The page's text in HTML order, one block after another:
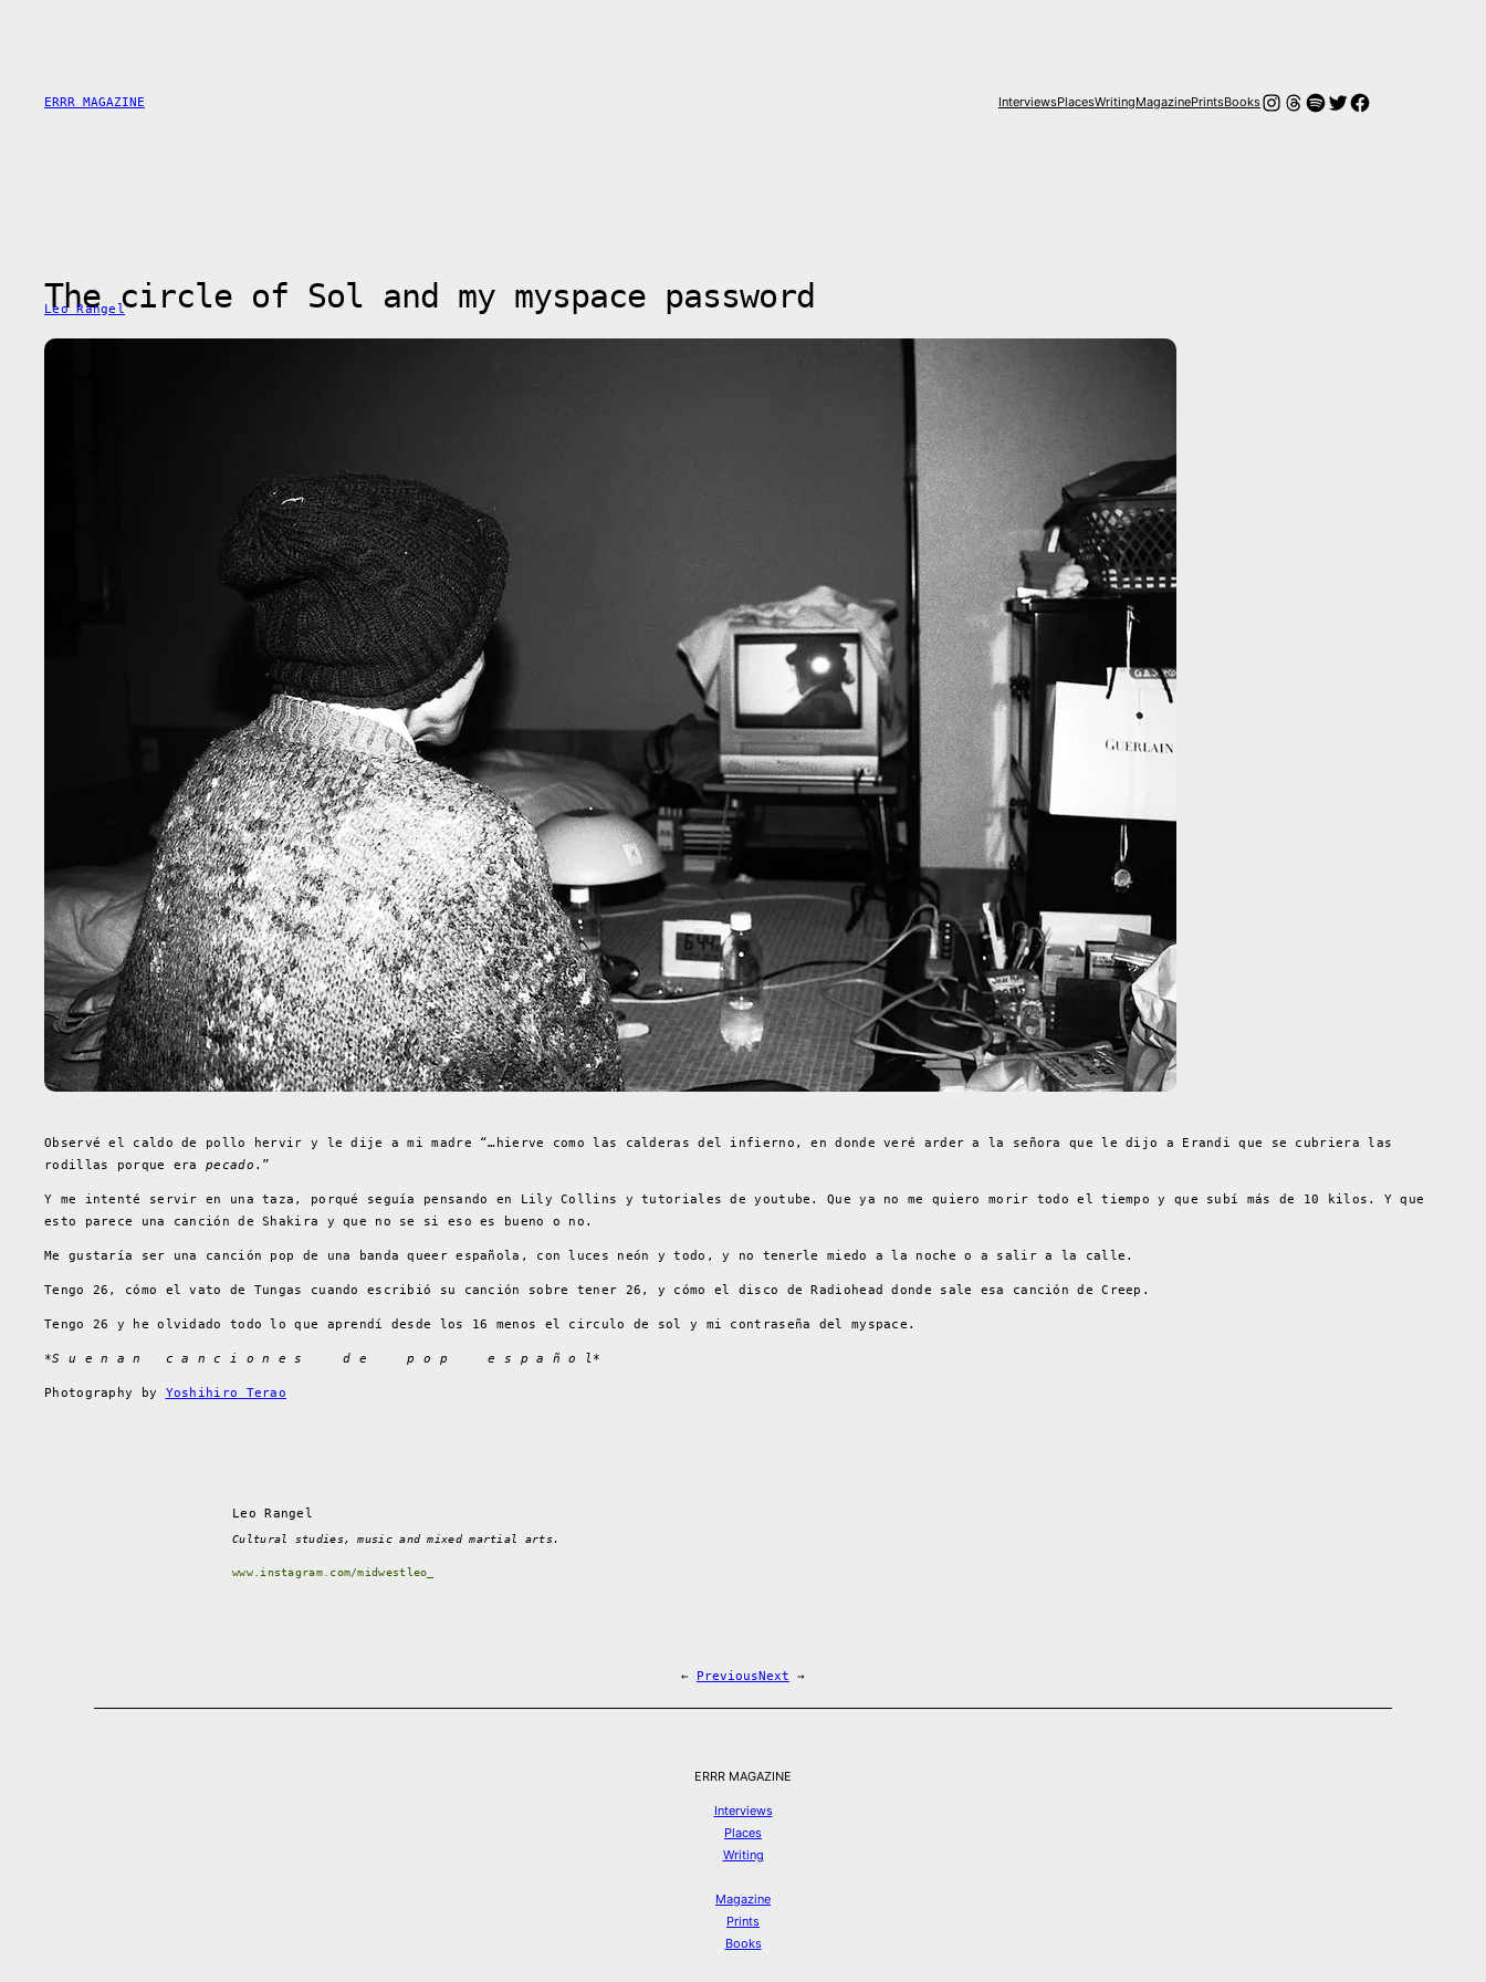
ERRR MAGAZINE InterviewsPlacesWritingMagazinePrintsBooksInstagram
Threads
Spotify
Twitter
Facebook
The circle of Sol and my myspace password
Leo Rangel
Observé el caldo de pollo hervir y le dije a mi madre “…hierve como las calderas del infierno, en donde veré arder a la señora que le dijo a Erandi que se cubriera las
rodillas porque erapecado .”
Y me intenté servir en una taza, porqué seguía pensando en Lily Collins y tutoriales de youtube. Que ya no me quiero morir todo el tiempo y que subí más de 10 kilos. Y que
esto parece una canción de Shakira y que no se si eso es bueno o no.
Me gustaría ser una canción pop de una banda queer española, con luces neón y todo, y no tenerle miedo a la noche o a salir a la calle.
Tengo 26, cómo el vato de Tungas cuando escribió su canción sobre tener 26, y cómo el disco de Radiohead donde sale esa canción de Creep.
Tengo 26 y he olvidado todo lo que aprendí desde los 16 menos el circulo de sol y mi contraseña del myspace.
*S u e n a n   c a n c i o n e s     d e     p o p     e s p a ñ o l*
Photography by Yoshihiro Terao
Leo Rangel
Cultural studies, music and mixed martial arts.
www.instagram.com/midwestleo_
← PreviousNext →
ERRR MAGAZINE
Interviews
Places
Writing
Magazine
Prints
Books